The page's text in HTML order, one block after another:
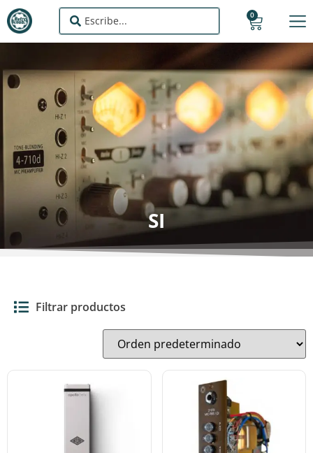
0
SI
Filtrar productos